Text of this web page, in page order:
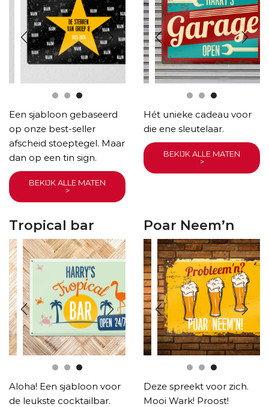
Een sjabloon gebaseerd
op onze best-seller
afscheid stoeptegel. Maar
dan op een tin sign.
BEKIJK ALLE MATEN
>
Hét unieke cadeau voor
die ene sleutelaar.
BEKIJK ALLE MATEN
>
Tropical bar
Aloha! Een sjabloon voor
de leukste cocktailbar.
Poar Neem’n
Deze spreekt voor zich.
Mooi Wark! Proost!